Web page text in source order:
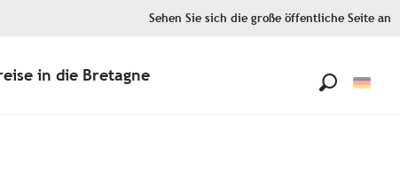
Sehen Sie sich die große öffentliche Seite an
in die Bretagne